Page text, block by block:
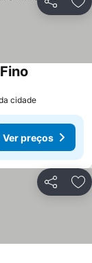
Partilhar
cidade
Ver preços
Partilhar